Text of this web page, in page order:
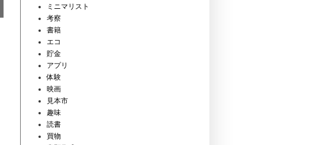
ミニマリスト
考察
書籍
エコ
貯金
アプリ
体験
映画
見本市
趣味
読書
買物